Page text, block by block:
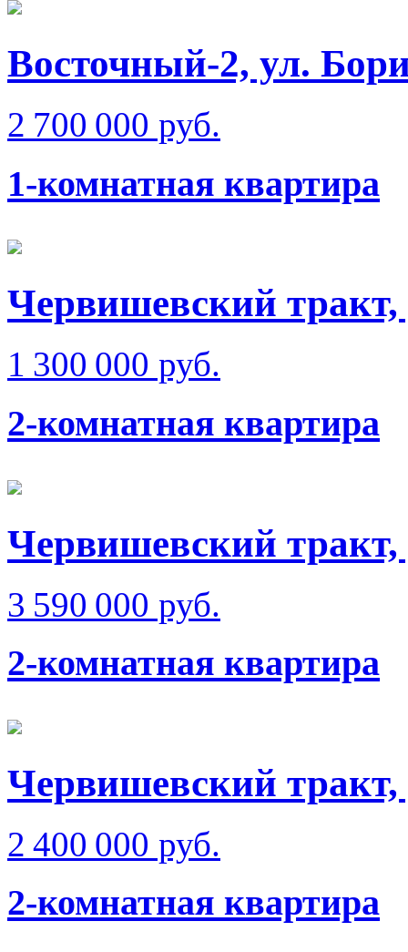
Восточный-2, ул.
2 700 000 руб.
1-комнатная квартира
Червишевский
1 300 000 руб.
2-комнатная квартира
Червишевский
3 590 000 руб.
2-комнатная квартира
Червишевский
2 400 000 руб.
2-комнатная квартира